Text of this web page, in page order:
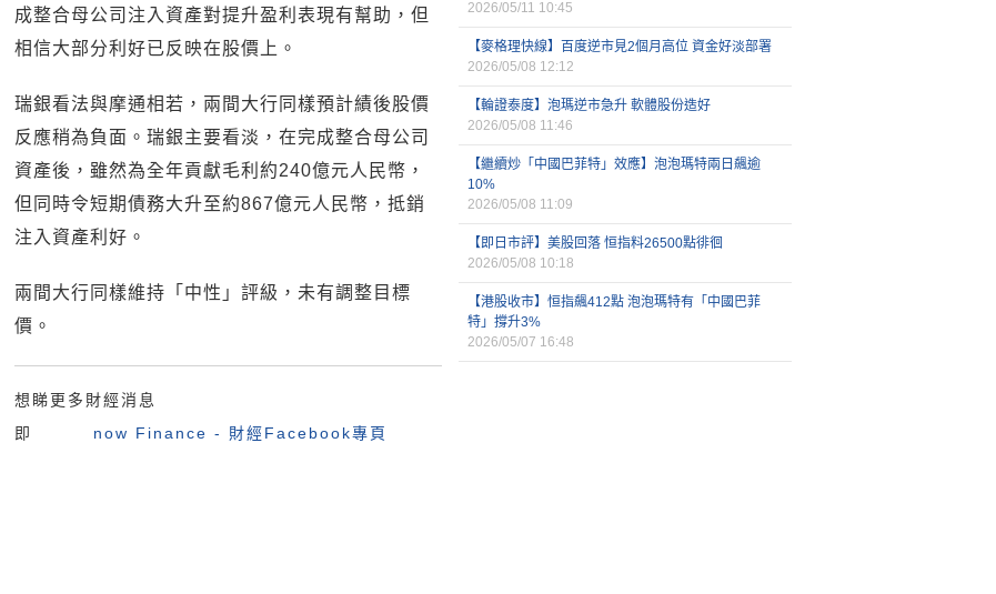
成整合母公司注入資產對提升盈利表現有幫助，但
相信大部分利好已反映在股價上。
瑞銀看法與摩通相若，兩間大行同樣預計績後股價
反應稍為負面。瑞銀主要看淡，在完成整合母公司
資產後，雖然為全年貢獻毛利約240億元人民幣，
但同時令短期債務大升至約867億元人民幣，抵銷
注入資產利好。
兩間大行同樣維持「中性」評級，未有調整目標
價。
想睇更多財經消息
即
now Finance - 財經Facebook專頁
2026/05/11 10:45
【麥格理快線】百度逆市見2個月高位 資金好淡部署
2026/05/08 12:12
【輪證泰度】泡瑪逆市急升 軟體股份造好
2026/05/08 11:46
【繼續炒「中國巴菲特」效應】泡泡瑪特兩日飆逾
10%
2026/05/08 11:09
【即日市評】美股回落 恒指料26500點徘徊
2026/05/08 10:18
【港股收市】恒指飆412點 泡泡瑪特有「中國巴菲
特」撐升3%
2026/05/07 16:48